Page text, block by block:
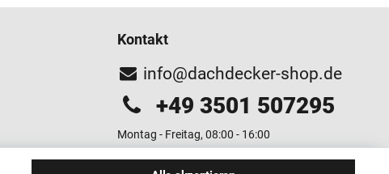
Kontakt
info@dachdecker-shop.de
+49 3501 507295
Montag - Freitag, 08:00 - 16:00